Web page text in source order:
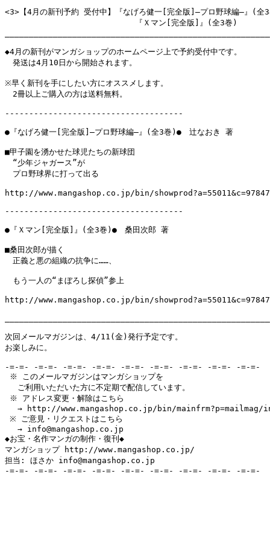
<3>【4月の新刊予約 受付中】『なげろ健一[完全版]―プロ野球編―』(全
                           『Ｘマン[完全版]』(全3巻)
◆4月の新刊がマンガショップのホームページ上で予約受付中です。
発送は4月10日から開始されます。
※早く新刊を手にしたい方にオススメします。
2冊以上ご購入の方は送料無料。
-------------------------------------
●『なげろ健一[完全版]―プロ野球編―』(全3巻)●　辻なおき 著
■甲子園を湧かせた球児たちの新球団
“少年ジャガース”が
プロ野球界に打って出る
http://www.mangashop.co.jp/bin/
-------------------------------------
●『Ｘマン[完全版]』(全3巻)●　桑田次郎 著
■桑田次郎が描く
正義と悪の組織の抗争に……、
もう一人の“まぼろし探偵”参上
http://www.mangashop.co.jp/bin/
次回メールマガジンは、4/11(金)発行予定です。
お楽しみに。
-=-=- -=-=- -=-=- -=-=- -=-=- -=-=- -=-=- -=-=- -=-=-
※ このメールマガジンはマンガショップを
ご利用いただいた方に不定期で配信しています。
※ アドレス変更・解除はこちら
→ http://www.mangashop.co.jp/bin/mainfrm?p=mailmag/
※ ご意見・リクエストはこちら
→ info@mangashop.co.jp
◆お宝・名作マンガの制作・復刊◆
マンガショップ http://www.mangashop.co.jp/
担当: ほさか info@mangashop.co.jp
-=-=- -=-=- -=-=- -=-=- -=-=- -=-=- -=-=- -=-=- -=-=-